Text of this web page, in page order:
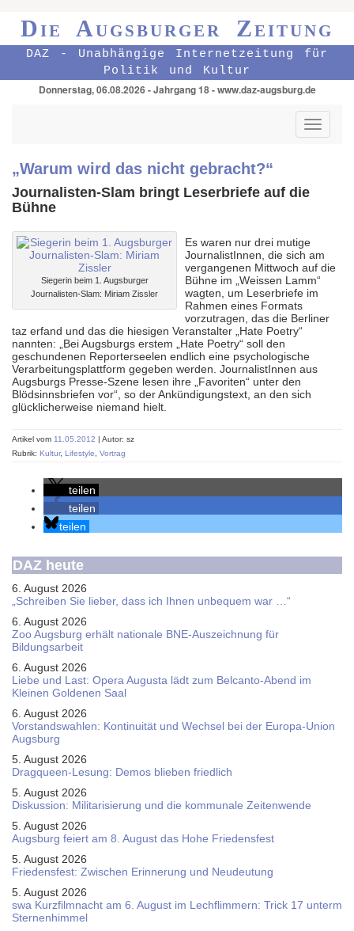
Die Augsburger Zeitung
DAZ - Unabhängige Internetzeitung für
Politik und Kultur
Donnerstag, 06.08.2026 - Jahrgang 18 - www.daz-augsburg.de
Toggle
„Warum wird das nicht gebracht?“
Journalisten-Slam bringt Leserbriefe auf die
Bühne
Siegerin beim 1. Augsburger
Journalisten-Slam: Miriam Zissler
Es waren nur drei mutige
JournalistInnen, die sich am
vergangenen Mittwoch auf die
Bühne im „Weissen Lamm“
wagten, um Leserbriefe im
Rahmen eines Formats
vorzutragen, das die Berliner
taz erfand und das die hiesigen Veranstalter „Hate Poetry“
nannten: „Bei Augsburgs erstem „Hate Poetry“ soll den
geschundenen Reporterseelen endlich eine psychologische
Verarbeitungsplattform gegeben werden. JournalistInnen aus
Augsburgs Presse-Szene lesen ihre „Favoriten“ unter den
Blödsinnsbriefen vor“, so der Ankündigungstext, an den sich
glücklicherweise niemand hielt.
Artikel vom 11.05.2012 | Autor: sz
Rubrik: Kultur, Lifestyle Vortrag
teilen
teilen
teilen
DAZ heute
6. August 2026
„Schreiben Sie lieber, dass ich Ihnen unbequem war …“
6. August 2026
Zoo Augsburg erhält nationale BNE-Auszeichnung für
Bildungsarbeit
6. August 2026
Liebe und Last: Opera Augusta lädt zum Belcanto-Abend im
Kleinen Goldenen Saal
6. August 2026
Vorstandswahlen: Kontinuität und Wechsel bei der Europa-Union
Augsburg
5. August 2026
Dragqueen-Lesung: Demos blieben friedlich
5. August 2026
Diskussion: Mi­li­ta­ri­sie­rung und die kommunale Zeitenwende
5. August 2026
Augsburg feiert am 8. August das Hohe Friedensfest
5. August 2026
Friedensfest: Zwischen Erinnerung und Neudeutung
5. August 2026
swa Kurz­film­nacht am 6. August im Lech­flim­mern: Trick 17 unterm
Sternen­himmel